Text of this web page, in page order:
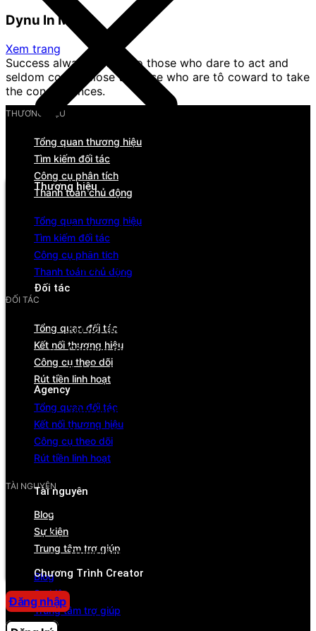
Menu
Thương hiệu
Tìm kiếm đối tác
Công cụ phân tích
Thanh toán chủ động
Đối tác
Kết nối thương hiệu
Công cụ theo dõi
Rút tiền linh hoạt
Agency
Tổng quan
Quản lý tài khoản & đối tác
Hiệu suất & dòng tiền
Tài nguyên
Sự kiện
Trung tâm trợ giúp
Chương Trình Creator
Đăng nhập
Dynu In Media
Xem trang
Success always comes to those who dare to act and
seldom comes close to those who are tô coward to take
the consequences.
THƯƠNG HIỆU
Tổng quan thương hiệu
Tìm kiếm đối tác
Công cụ phân tích
Thanh toán chủ động
Tổng quan thương hiệu
Tìm kiếm đối tác
Công cụ phân tích
Thanh toán chủ động
ĐỐI TÁC
Tổng quan đối tác
Kết nối thương hiệu
Công cụ theo dõi
Rút tiền linh hoạt
Tổng quan đối tác
Kết nối thương hiệu
Công cụ theo dõi
Rút tiền linh hoạt
TÀI NGUYÊN
Blog
Sự kiện
Trung tâm trợ giúp
Blog
Sự kiện
Trung tâm trợ giúp